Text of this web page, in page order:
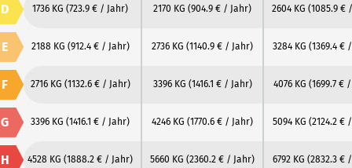
D 1736 KG (723.9 € / Jahr) 2170 KG (904.9 € / Jahr) 2604 KG (1085.9 €
E 2188 KG (912.4 € / Jahr) 2736 KG (1140.9 € / Jahr) 3284 KG (1369.4 €
F 2716 KG (1132.6 € / Jahr) 3396 KG (1416.1 € / Jahr) 4076 KG (1699.7 €
G 3396 KG (1416.1 € / Jahr) 4246 KG (1770.6 € / Jahr) 5094 KG (2124.2 €
H 4528 KG (1888.2 € / Jahr) 5660 KG (2360.2 € / Jahr) 6792 KG (2832.3 €